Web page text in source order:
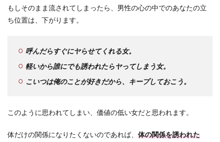
もしそのまま流されてしまったら、男性の心の中でのあなたの立
ち位置は、下がります。
呼んだらすぐにヤらせてくれる女。
軽いから誰にでも誘われたらヤってしまう女。
こいつは俺のことが好きだから、キープしておこう。
このように思われてしまい、価値の低い女だと思われます。
体だけの関係になりたくないのであれば、 体の関係を誘われた